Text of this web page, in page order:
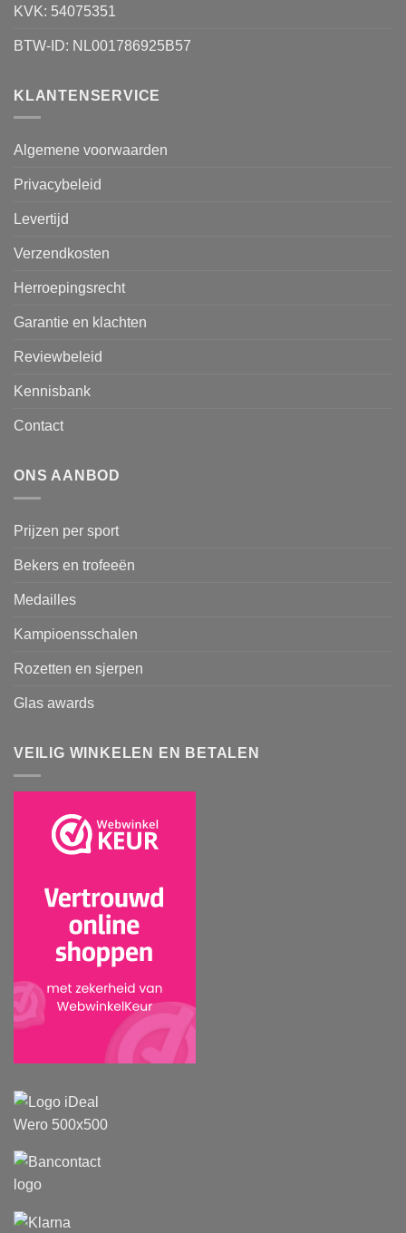
KVK: 54075351
BTW-ID: NL001786925B57
KLANTENSERVICE
Algemene voorwaarden
Privacybeleid
Levertijd
Verzendkosten
Herroepingsrecht
Garantie en klachten
Reviewbeleid
Kennisbank
Contact
ONS AANBOD
Prijzen per sport
Bekers en trofeeën
Medailles
Kampioensschalen
Rozetten en sjerpen
Glas awards
VEILIG WINKELEN EN BETALEN